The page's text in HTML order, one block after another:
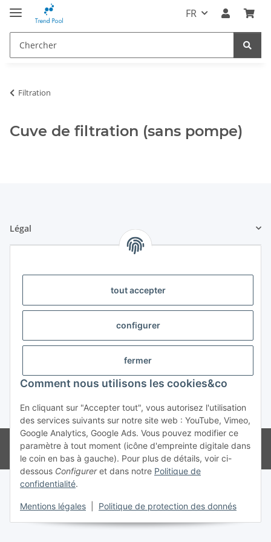
tout accepter
configurer
fermer
Comment nous utilisons les cookies&co
En cliquant sur "Accepter tout", vous autorisez l'utilisation
des services suivants sur notre site web : YouTube, Vimeo,
Google Analytics, Google Ads. Vous pouvez modifier ce
paramètre à tout moment (icône d'empreinte digitale dans
le coin en bas à gauche). Pour plus de détails, voir ci-
dessous Configureret dans notre Politique de
confidentialité.
Mentions légales Politique de protection des donnés
FR
Filtration
Cuve de filtration (sans pompe)
Légal
#global.withdrawalForm#
* Tous les prix s'entendent TVA incluse
© Weinmann GmbH - Alle Rechte vorbehalten -
Alle Angebote richten
sich ausschließlich an registrierte Fachhändler